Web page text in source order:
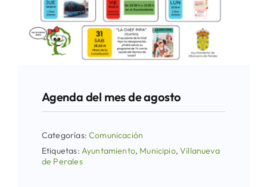
Agenda del mes de agosto
Categorías:Comunicación
Etiquetas: Ayuntamiento, Municipio,Villanueva
de Perales